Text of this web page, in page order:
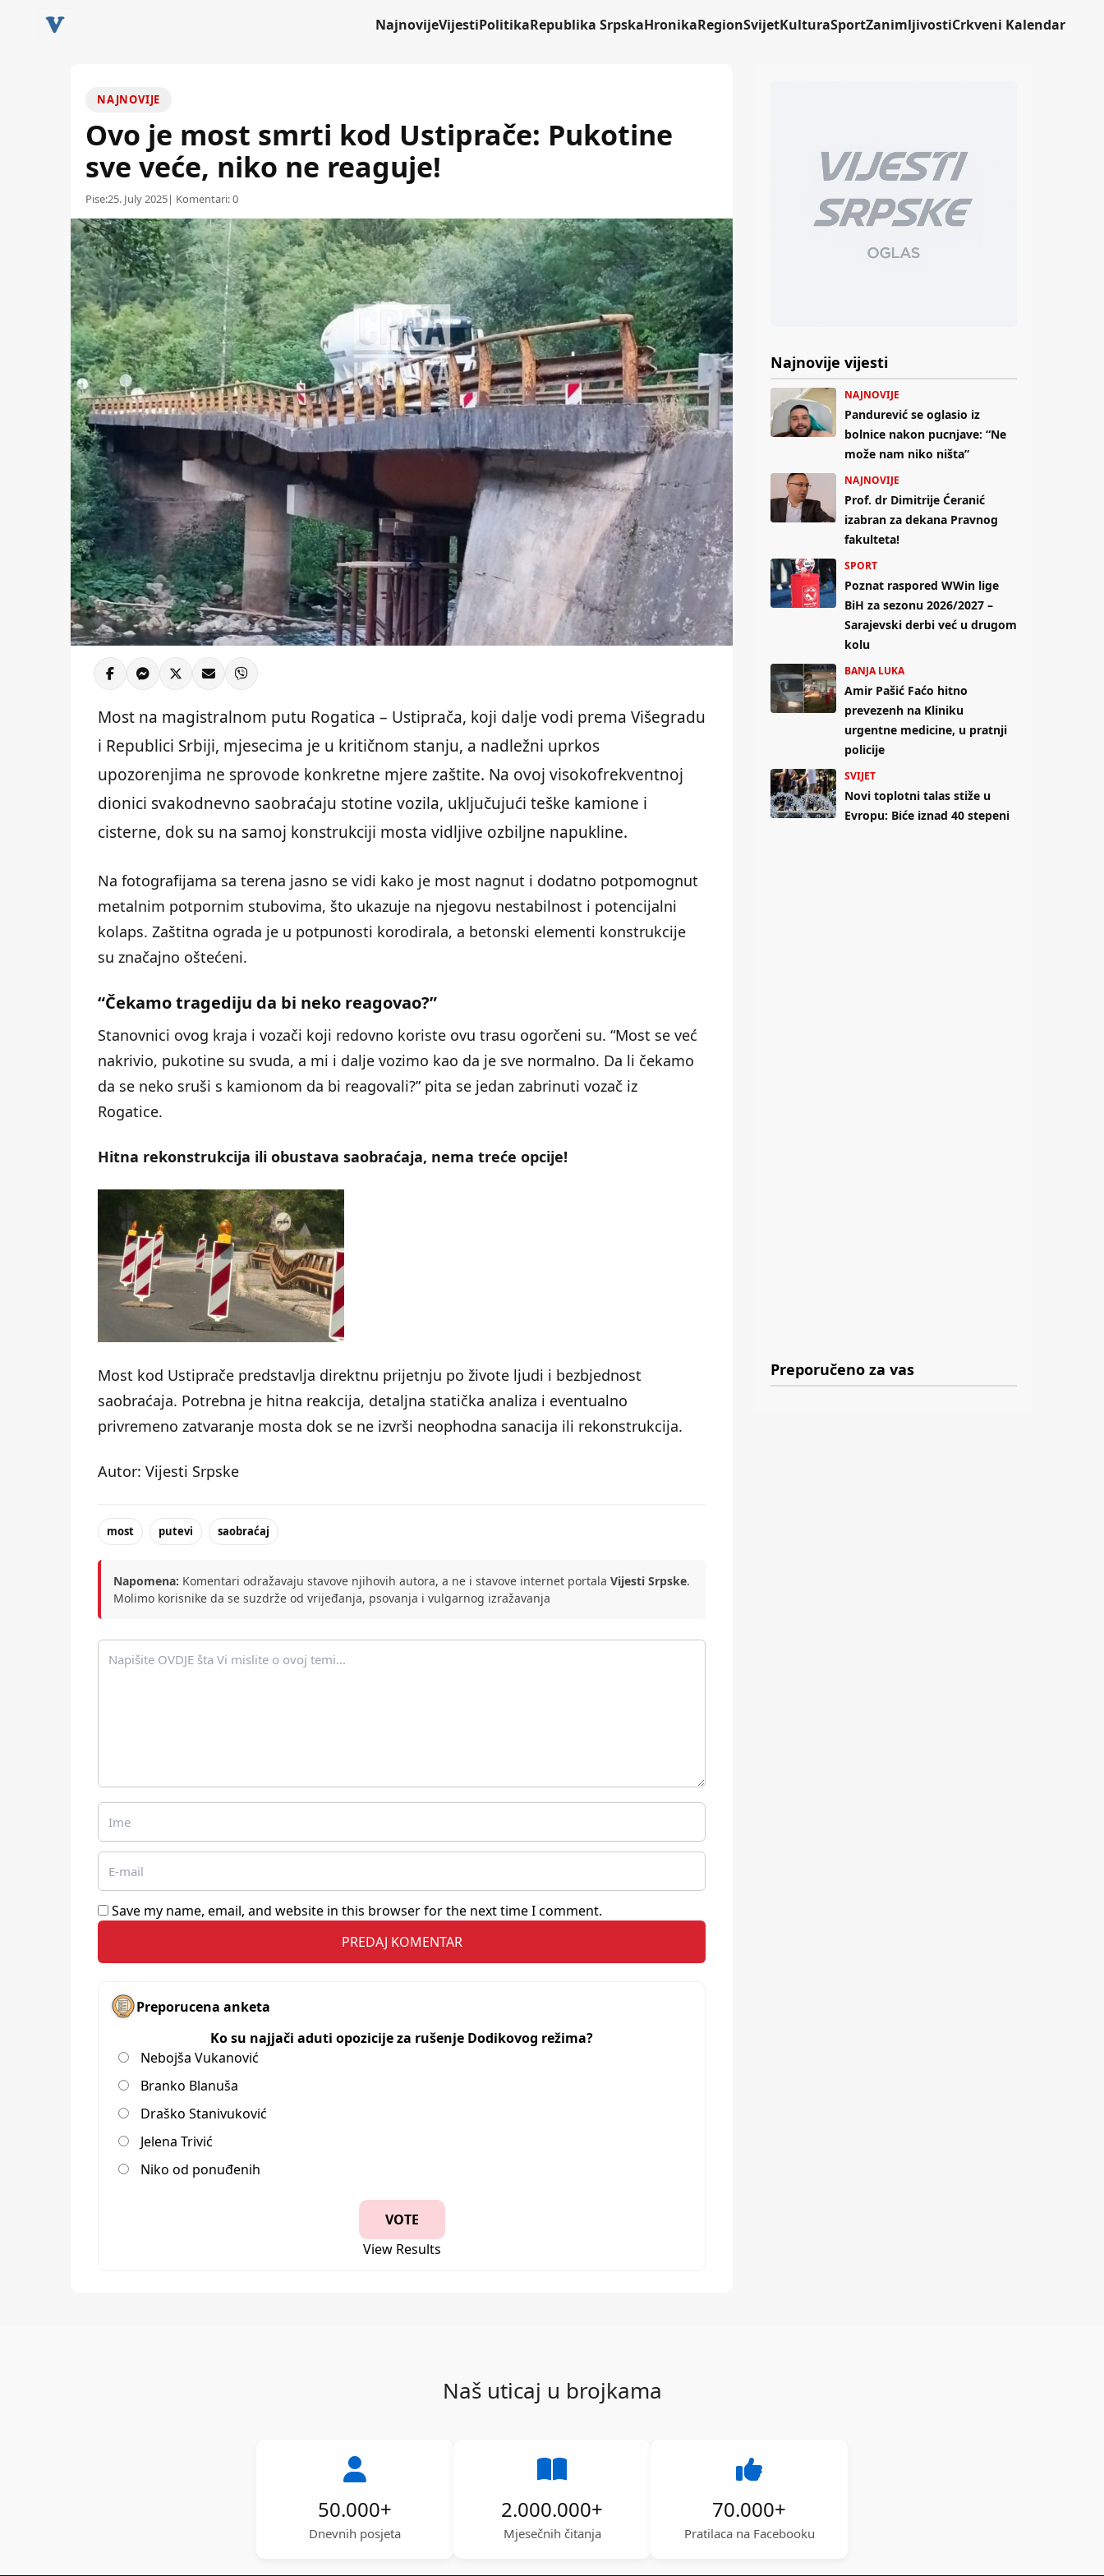
NajnovijeVijestiPolitikaRepublika SrpskaHronikaRegionSvijetKulturaSportZanimljivostiCrkveni Kalendar
NAJNOVIJE
Ovo je most smrti kod Ustiprače: Pukotine
sve veće, niko ne reaguje!
Pise:25. July 2025| Komentari:0
Most na magistralnom putu Rogatica – Ustiprača, koji dalje vodi prema Višegradu
i Republici Srbiji, mjesecima je u kritičnom stanju, a nadležni uprkos
upozorenjima ne sprovode konkretne mjere zaštite. Na ovoj visokofrekventnoj
dionici svakodnevno saobraćaju stotine vozila, uključujući teške kamione i
cisterne, dok su na samoj konstrukciji mosta vidljive ozbiljne napukline.
Na fotografijama sa terena jasno se vidi kako je most nagnut i dodatno potpomognut
metalnim potpornim stubovima, što ukazuje na njegovu nestabilnost i potencijalni
kolaps. Zaštitna ograda je u potpunosti korodirala, a betonski elementi konstrukcije
su značajno oštećeni.
“Čekamo tragediju da bi neko reagovao?”
Stanovnici ovog kraja i vozači koji redovno koriste ovu trasu ogorčeni su. “Most se već
nakrivio, pukotine su svuda, a mi i dalje vozimo kao da je sve normalno. Da li čekamo
da se neko sruši s kamionom da bi reagovali?” pita se jedan zabrinuti vozač iz
Rogatice.
Hitna rekonstrukcija ili obustava saobraćaja, nema treće opcije!
Most kod Ustiprače predstavlja direktnu prijetnju po živote ljudi i bezbjednost
saobraćaja. Potrebna je hitna reakcija, detaljna statička analiza i eventualno
privremeno zatvaranje mosta dok se ne izvrši neophodna sanacija ili rekonstrukcija.
Autor: Vijesti Srpske
most putevi saobraćaj
Napomena: Komentari odražavaju stavove njihovih autora, a ne i stavove internet portala Vijesti Srpske.
Molimo korisnike da se suzdrže od vrijeđanja, psovanja i vulgarnog izražavanja
Save my name, email, and website in this browser for the next time I comment.
Preporucena anketa
Ko su najjači aduti opozicije za rušenje Dodikovog režima?
Nebojša Vukanović
Branko Blanuša
Draško Stanivuković
Jelena Trivić
Niko od ponuđenih
View Results
Najnovije vijesti
NAJNOVIJE
Pandurević se oglasio iz
bolnice nakon pucnjave: “Ne
može nam niko ništa”
NAJNOVIJE
Prof. dr Dimitrije Ćeranić
izabran za dekana Pravnog
fakulteta!
SPORT
Poznat raspored WWin lige
BiH za sezonu 2026/2027 –
Sarajevski derbi već u drugom
kolu
BANJA LUKA
Amir Pašić Faćo hitno
prevezenh na Kliniku
urgentne medicine, u pratnji
policije
SVIJET
Novi toplotni talas stiže u
Evropu: Biće iznad 40 stepeni
Preporučeno za vas
Naš uticaj u brojkama
50.000+
Dnevnih posjeta
2.000.000+
Mjesečnih čitanja
70.000+
Pratilaca na Facebooku